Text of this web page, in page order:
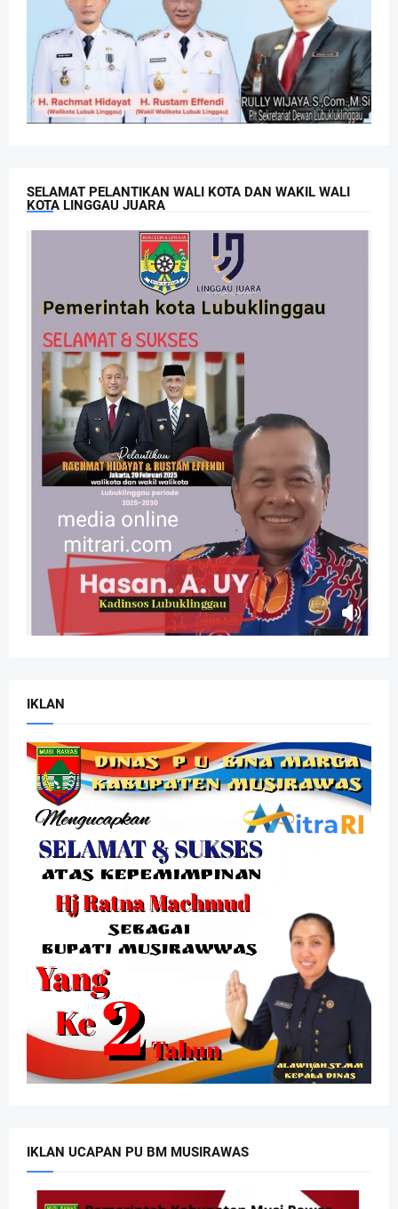
SELAMAT PELANTIKAN WALI KOTA DAN WAKIL WALI
KOTA LINGGAU JUARA
IKLAN
IKLAN UCAPAN PU BM MUSIRAWAS